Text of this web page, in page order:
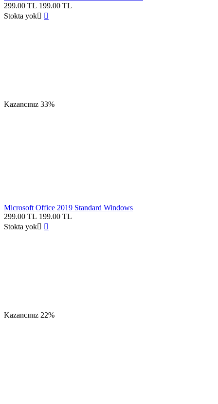
299.00 TL 199.00 TL
Stokta yok 
Kazancınız 33%
Microsoft Office 2019 Standard Windows
299.00 TL 199.00 TL
Stokta yok 
Kazancınız 22%